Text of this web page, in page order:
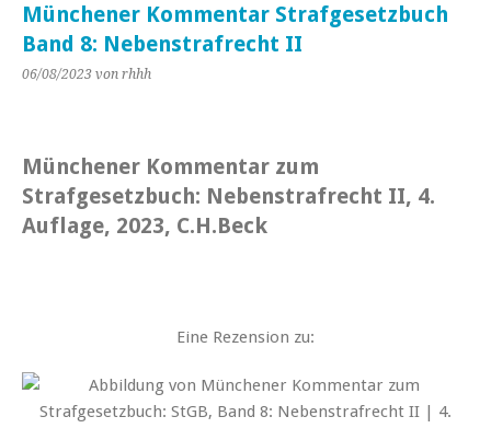
Münchener Kommentar Strafgesetzbuch
Band 8: Nebenstrafrecht II
06/08/2023 von rhhh
Münchener Kommentar zum
Strafgesetzbuch: Nebenstrafrecht II, 4.
Auflage, 2023, C.H.Beck
Eine Rezension zu: